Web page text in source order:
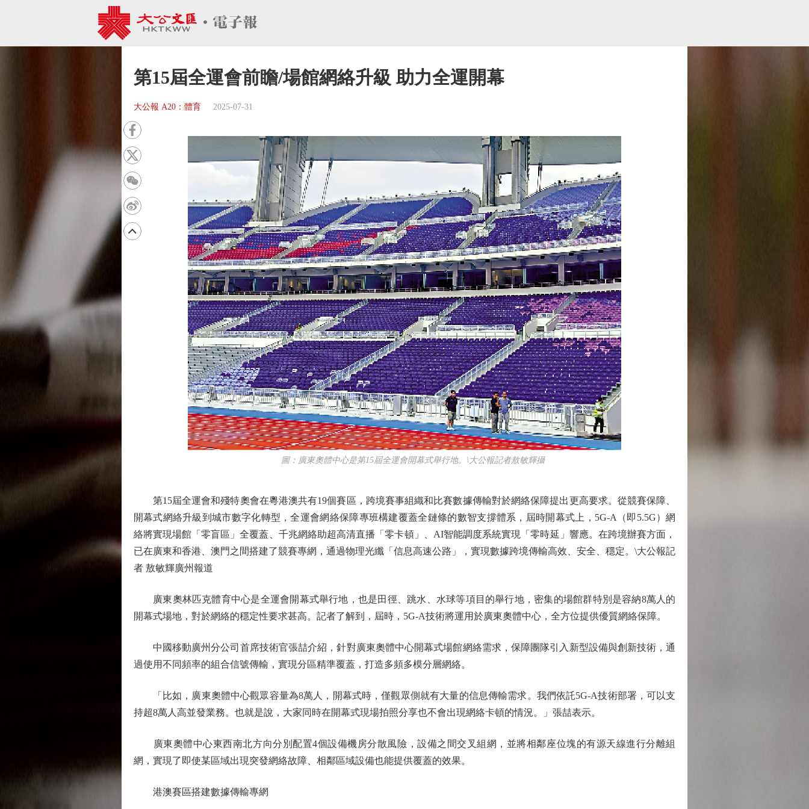
第15屆全運會前瞻/場館網絡升級 助力全運開幕
大公報 A20：體育 2025-07-31
圖：廣東奧體中心是第15屆全運會開幕式舉行地。\大公報記者敖敏輝攝
第15屆全運會和殘特奧會在粵港澳共有19個賽區，跨境賽事組織和比賽數據傳輸對於網絡保障提出更高要求。從競賽保障、
開幕式網絡升級到城市數字化轉型，全運會網絡保障專班構建覆蓋全鏈條的數智支撐體系，屆時開幕式上，5G-A（即5.5G）網
絡將實現場館「零盲區」全覆蓋、千兆網絡助超高清直播「零卡頓」、AI智能調度系統實現「零時延」響應。在跨境辦賽方面，
已在廣東和香港、澳門之間搭建了競賽專網，通過物理光纖「信息高速公路」，實現數據跨境傳輸高效、安全、穩定。\大公報記
者 敖敏輝廣州報道
廣東奧林匹克體育中心是全運會開幕式舉行地，也是田徑、跳水、水球等項目的舉行地，密集的場館群特別是容納8萬人的
開幕式場地，對於網絡的穩定性要求甚高。記者了解到，屆時，5G-A技術將運用於廣東奧體中心，全方位提供優質網絡保障。
中國移動廣州分公司首席技術官張喆介紹，針對廣東奧體中心開幕式場館網絡需求，保障團隊引入新型設備與創新技術，通
過使用不同頻率的組合信號傳輸，實現分區精準覆蓋，打造多頻多模分層網絡。
「比如，廣東奧體中心觀眾容量為8萬人，開幕式時，僅觀眾側就有大量的信息傳輸需求。我們依託5G-A技術部署，可以支
持超8萬人高並發業務。也就是說，大家同時在開幕式現場拍照分享也不會出現網絡卡頓的情況。」張喆表示。
廣東奧體中心東西南北方向分別配置4個設備機房分散風險，設備之間交叉組網，並將相鄰座位塊的有源天線進行分離組
網，實現了即使某區域出現突發網絡故障、相鄰區域設備也能提供覆蓋的效果。
港澳賽區搭建數據傳輸專網